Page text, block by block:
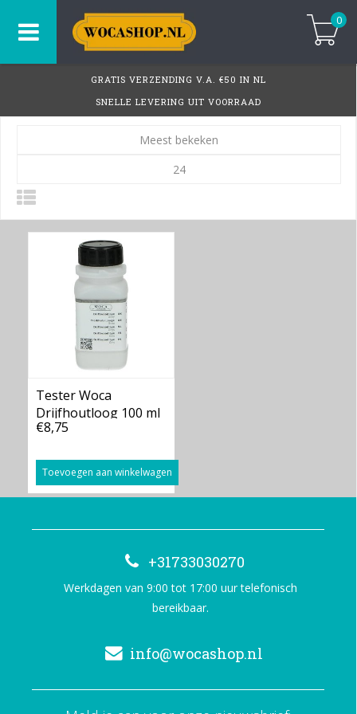
0
GRATIS VERZENDING V.A. €50 IN NL
SNELLE LEVERING UIT VOORRAAD
Meest bekeken
24
Tester Woca
Drijfhoutloog 100 ml
€8,75
Toevoegen aan winkelwagen
+31733030270
Werkdagen van 9:00 tot 17:00 uur telefonisch
bereikbaar.
info@wocashop.nl